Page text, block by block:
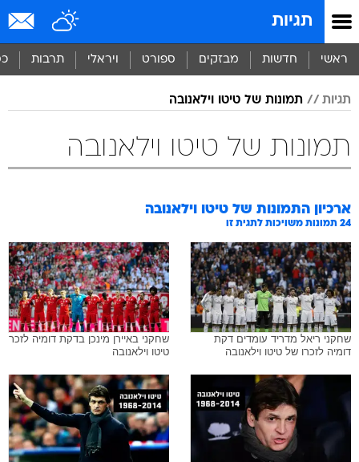
תגיות
ראשי חדשות מבזקים ספורט ויראלי תרבות
תגיות תמונות של טיטו וילאנובה
תמונות של טיטו וילאנובה
ארכיון התמונות של טיטו וילאנובה
24 תמונות משויכות לתגית זו
שחקני ריאל מדריד עומדים דקת
דומיה לזכרו של טיטו וילאנובה
שחקני באיירן מינכן בדקת דומיה לזכר
טיטו וילאנובה